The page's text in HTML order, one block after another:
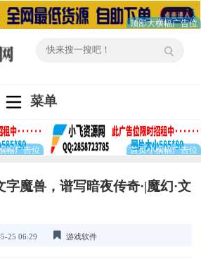
菜单
字魔兽，谱写暗夜传奇·|魔幻·文
25 06:29 游戏软件